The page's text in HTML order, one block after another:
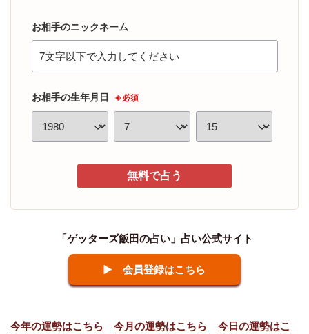
お相手のニックネーム
お相手の生年月日 ※必須
無料で占う
「ゲッターズ飯田の占い」占い公式サイト
▶ 会員登録はこちら
今年の運勢はこちら 今月の運勢はこちら
今日の運勢はこ